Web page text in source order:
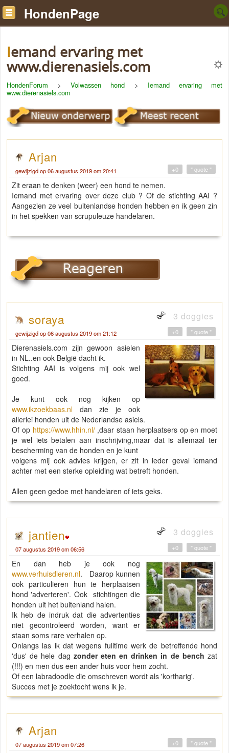
HondenPage
Iemand ervaring met
www.dierenasiels.com
HondenForum >Volwassen hond > Iemand ervaring met
www.dierenasiels.com
Arjan
gewijzigd op 06 augustus 2019 om 20:41 " quote "
+0
Zit eraan te denken (weer) een hond te nemen.
Iemand met ervaring over deze club ? Of de stichting AAI ?
Aangezien ze veel buitenlandse honden hebben en ik geen zin
in het spekken van scrupuleuze handelaren.
soraya 3 doggies
gewijzigd op 06 augustus 2019 om 21:12 " quote "
+0
Dierenasiels.com zijn gewoon asielen
in NL..en ook België dacht ik.
Stichting AAI is volgens mij ook wel
goed.
Je kunt ook nog kijken op
www.ikzoekbaas.nl dan zie je ook
allerlei honden uit de Nederlandse asiels.
Of op https://www.hhin.nl/,daar staan herplaatsers op en moet
je wel iets betalen aan inschrijving,maar dat is allemaal ter
bescherming van de honden en je kunt
volgens mij ook advies krijgen, er zit in ieder geval iemand
achter met een sterke opleiding wat betreft honden.
Allen geen gedoe met handelaren of iets geks.
jantien 3 doggies
07 augustus 2019 om 06:56 " quote "
+0
En dan heb je ook nog
www.verhuisdieren.nl. Daarop kunnen
ook particulieren hun te herplaatsen
hond 'adverteren'. Ook stichtingen die
honden uit het buitenland halen.
Ik heb de indruk dat die advertenties
niet gecontroleerd worden, want er
staan soms rare verhalen op.
Onlangs las ik dat wegens fulltime werk de betreffende hond
'dus' de hele dag zonder eten en drinken in de bench zat
(!!!) en men dus een ander huis voor hem zocht.
Of een labradoodle die omschreven wordt als 'kortharig'.
Succes met je zoektocht wens ik je.
Arjan
07 augustus 2019 om 07:26 " quote "
+0